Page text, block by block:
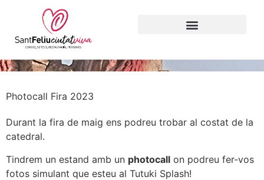
Photocall Fira 2023
Durant la fira de maig ens podreu trobar al costat de la
catedral.
Tindrem un estand amb un photocall on podreu fer-vos
fotos simulant que esteu al Tutuki Splash!